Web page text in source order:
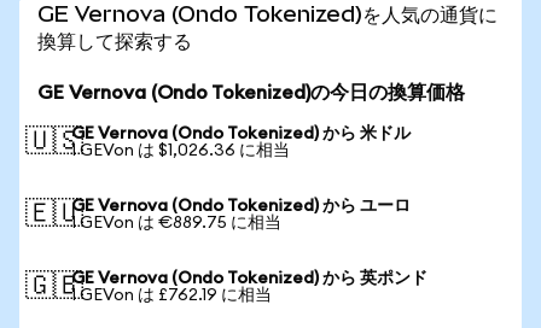
GE Vernova (Ondo Tokenized)を人気の通貨に
換算して探索する
GE Vernova (Ondo Tokenized)の今日の換算価格
🇺🇸GE Vernova (Ondo Tokenized) から 米ドル
1 GEVon は $1,026.36 に相当
🇪🇺GE Vernova (Ondo Tokenized) から ユーロ
1 GEVon は €889.75 に相当
🇬🇧GE Vernova (Ondo Tokenized) から 英ポンド
1 GEVon は £762.19 に相当